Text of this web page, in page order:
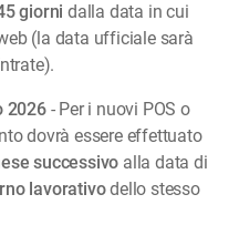
giorni dalla data in cui
(la data ufficiale sarà
2026- Per i nuovi POS o
dovrà essere effettuato
successivo alla data di
lavorativodello stesso